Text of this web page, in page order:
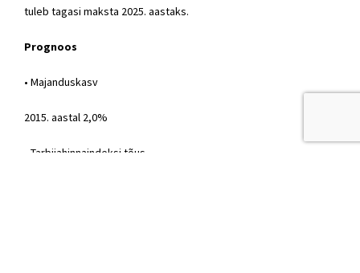
tuleb tagasi maksta 2025. aastaks.
Prognoos
• Majanduskasv
2015. aastal 2,0%
• Tarbijahinnaindeksi tõus